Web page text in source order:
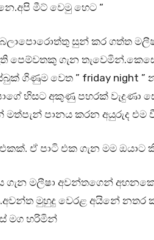
මීට් වෙමු හෙට “
බලාපොරොත්තු සුන් කර ගත්ත
පෙම්වතකු ගැන
ගිණුම වෙත ” friday night
හිසට අකුණු පහරක් වැදුණා
පානය කරන අයුරුද
ඒ පාටි එක ගැන මම ඔයාට
ගැන මලීෂා අවන්තගෙන්
මුහුදු වෙරළ අයිනේ නතර
මග හරිමින්